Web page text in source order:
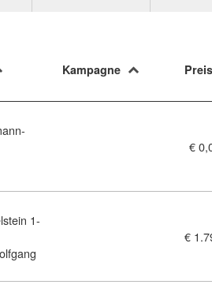
Kampagne Preis
€
Bildungsberatung und
1-
€